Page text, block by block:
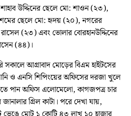
উদ্দিনের ছেলে মো: শাওন (২৩),
ছেলে মো: হৃদয় (২০), নগরের
(২৩) এবং ভোলার বোরহানউদ্দিনের
(৪৪)।
আগ্রাবাদ মোড়ের বিএম হাইটসের
ও এনসি শিপিংয়ের অফিসের দরজা খুলে
পান অফিস এলোমেলো, কাগজপত্র চার
গ্রিল কাটা। পরে দেখা যায়,